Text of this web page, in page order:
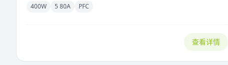
400W 5 80A PFC
查看详情